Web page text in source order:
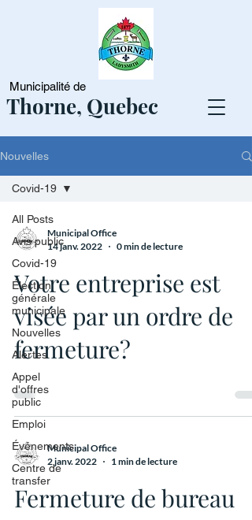
Municipalité de
Thorne, Quebec
Nouvelles
All Posts
Avis public
Covid-19
Élection
générale
municipale
Nouvelles
Alertes
Appel
d'offres
public
Emploi
Événements
Centre de
transfer
Covid-19
Municipal Office
14 janv. 2022
0 min de lecture
Votre entreprise est
visée par un ordre de
fermeture?
Municipal Office
2 janv. 2022
1 min de lecture
Fermeture de bureau